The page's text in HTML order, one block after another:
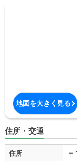
地図を大きく見る
住所・交通
住所